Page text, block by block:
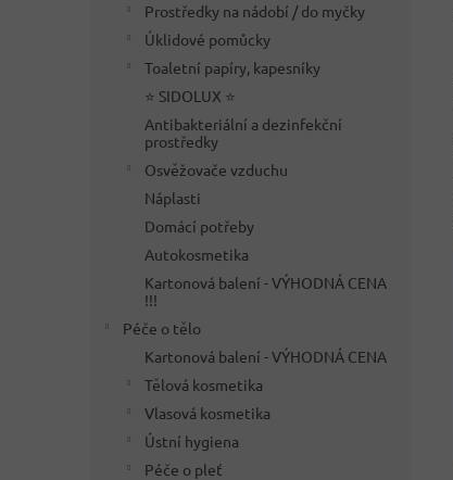
Prostředky na nádobí / do myčky
Úklidové pomůcky
Toaletní papíry, kapesníky
⭐ SIDOLUX ⭐
Antibakteriální a dezinfekční
prostředky
Osvěžovače vzduchu
Náplasti
Domácí potřeby
Autokosmetika
Kartonová balení - VÝHODNÁ CENA
!!!
Péče o tělo
Kartonová balení - VÝHODNÁ CENA
Tělová kosmetika
Vlasová kosmetika
Ústní hygiena
Péče o pleť